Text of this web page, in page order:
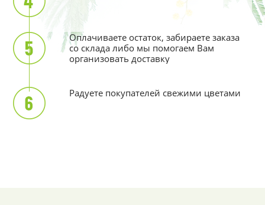
Оплачиваете остаток, забираете заказа
со склада либо мы помогаем Вам
организовать доставку
Радуете покупателей свежими цветами